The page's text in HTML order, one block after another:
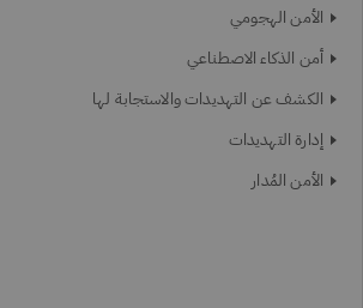
الأمن الهجومي
أمن الذكاء الاصطناعي
الكشف عن التهديدات والاستجابة لها
إدارة التهديدات
الأمن المُدار